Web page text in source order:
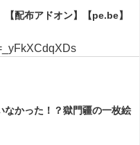
配布アドオン】【pe.be】
なかった！？獄門疆の一枚絵